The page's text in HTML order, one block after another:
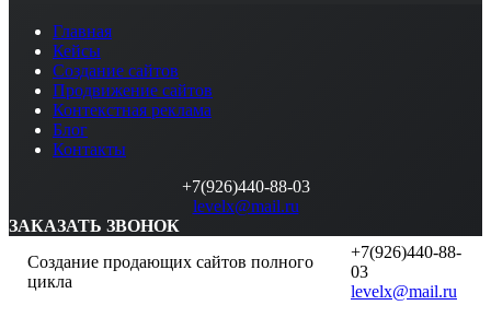
Главная
Кейсы
Создание сайтов
Продвижение сайтов
Контекстная реклама
Блог
Контакты
+7(926)440-88-03
levelx@mail.ru
ЗАКАЗАТЬ ЗВОНОК
Создание продающих сайтов полного
цикла
+7(926)440-88-
03
levelx@mail.ru